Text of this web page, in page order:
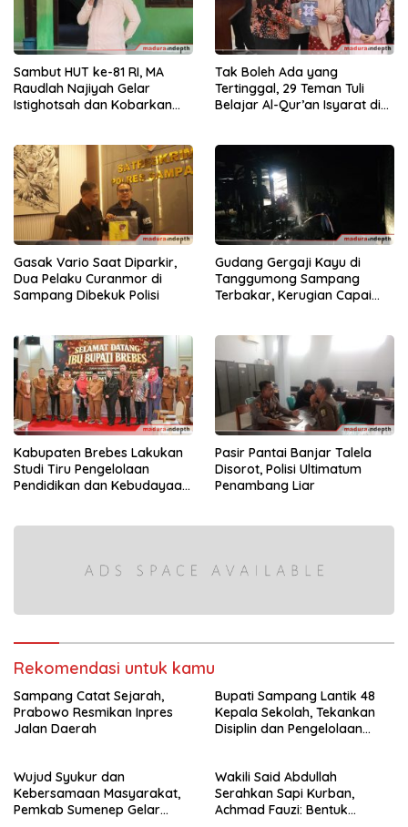
Sambut HUT ke-81 RI, MA
Raudlah Najiyah Gelar
Istighotsah dan Kobarkan
Tak Boleh Ada yang
Tertinggal, 29 Teman Tuli
Belajar Al-Qur’an Isyarat di
Gasak Vario Saat Diparkir,
Dua Pelaku Curanmor di
Sampang Dibekuk Polisi
Gudang Gergaji Kayu di
Tanggumong Sampang
Terbakar, Kerugian Capai
Kabupaten Brebes Lakukan
Studi Tiru Pengelolaan
Pendidikan dan Kebudayaan
Pasir Pantai Banjar Talela
Disorot, Polisi Ultimatum
Penambang Liar
Rekomendasi untuk kamu
Sampang Catat Sejarah,
Prabowo Resmikan Inpres
Jalan Daerah
Bupati Sampang Lantik 48
Kepala Sekolah, Tekankan
Disiplin dan Pengelolaan
Wujud Syukur dan
Kebersamaan Masyarakat,
Pemkab Sumenep Gelar
Wakili Said Abdullah
Serahkan Sapi Kurban,
Achmad Fauzi: Bentuk